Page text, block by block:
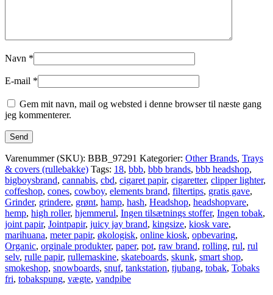
Navn *
E-mail *
Gem mit navn, mail og websted i denne browser til næste gang
jeg kommenterer.
Varenummer (SKU): BBB_97291 Kategorier: Other Brands, Trays
& covers (rullebakke) Tags: 18, bbb, bbb brands, bbb headshop,
bigboysbrand, cannabis, cbd, cigaret papir, cigaretter, clipper lighter,
coffeshop, cones, cowboy, elements brand, filtertips, gratis gave,
Grinder, grindere, grønt, hamp, hash, Headshop, headshopvare,
hemp, high roller, hjemmerul, Ingen tilsætnings stoffer, Ingen tobak,
joint papir, Jointpapir, juicy jay brand, kingsize, kiosk vare,
marihuana, meter papir, økologisk, online kiosk, opbevaring,
Organic, orginale produkter, paper, pot, raw brand, rolling, rul, rul
selv, rulle papir, rullemaskine, skateboards, skunk, smart shop,
smokeshop, snowboards, snuf, tankstation, tjubang, tobak, Tobaks
fri, tobakspung, vægte, vandpibe